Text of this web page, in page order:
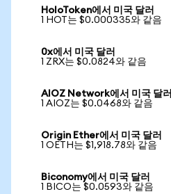
HoloToken에서 미국 달러
1 HOT는 $0.000335와 같음
0x에서 미국 달러
1 ZRX는 $0.0824와 같음
AIOZ Network에서 미국 달러
1 AIOZ는 $0.0468와 같음
Origin Ether에서 미국 달러
1 OETH는 $1,918.78와 같음
Biconomy에서 미국 달러
1 BICO는 $0.0593와 같음